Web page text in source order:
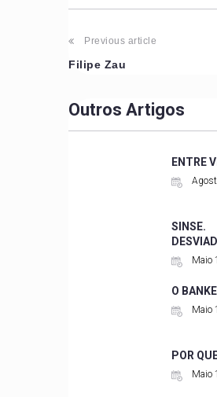
Post
navigation
Previous article
Filipe Zau
Outros Artigos
ENTRE
Maio
O
Maio
POR
Maio